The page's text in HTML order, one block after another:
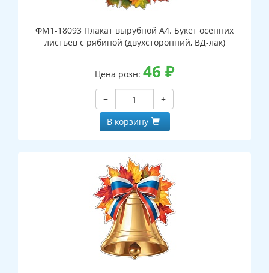
ФМ1-18093 Плакат вырубной А4. Букет осенних
листьев с рябиной (двухсторонний, ВД-лак)
Цена розн: 46 ₽
−
+
В корзину